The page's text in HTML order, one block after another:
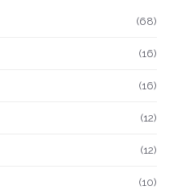
(68)
(16)
(16)
(12)
(12)
(10)